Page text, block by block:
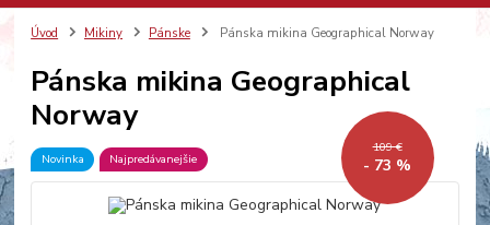
Úvod Mikiny Pánske Pánska mikina Geographical Norway
Pánska mikina Geographical
Norway
Novinka Najpredávanejšie
109 €
- 73 %